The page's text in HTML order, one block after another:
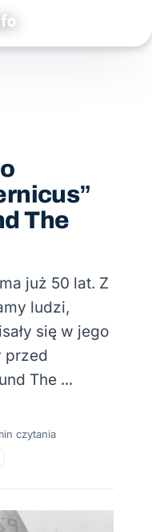
The
już 50 lat. Z
ludzi,
się w jego
przed
The …
czytania
ulubionych